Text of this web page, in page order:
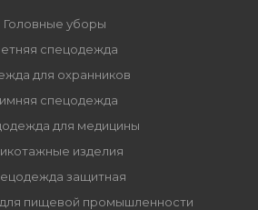
Головные уборы
спецодежда
для охранников
спецодежда
для медицины
изделия
защитная
пищевой промышленности